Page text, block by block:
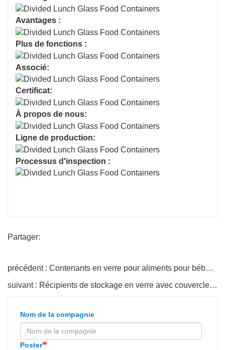
Avantages :
Plus de fonctions :
Associé:
Certificat:
À propos de nous:
Ligne de production:
Processus d'inspection :
Partager:
précédent : Contenants en verre pour aliments pour bébés avec évent
suivant : Récipients de stockage en verre avec couvercles de cuillère à fourchette
Nom de la compagnie
Poster